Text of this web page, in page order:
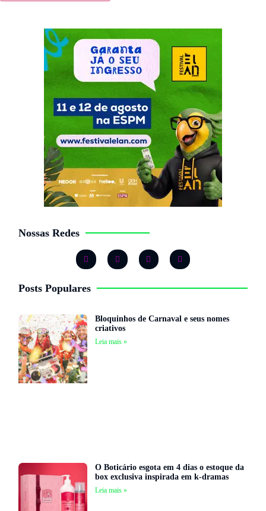
Nossas Redes
Posts Populares
Bloquinhos de Carnaval e seus nomes
criativos
Leia mais »
O Boticário esgota em 4 dias o estoque da
box exclusiva inspirada em k-dramas
Leia mais »